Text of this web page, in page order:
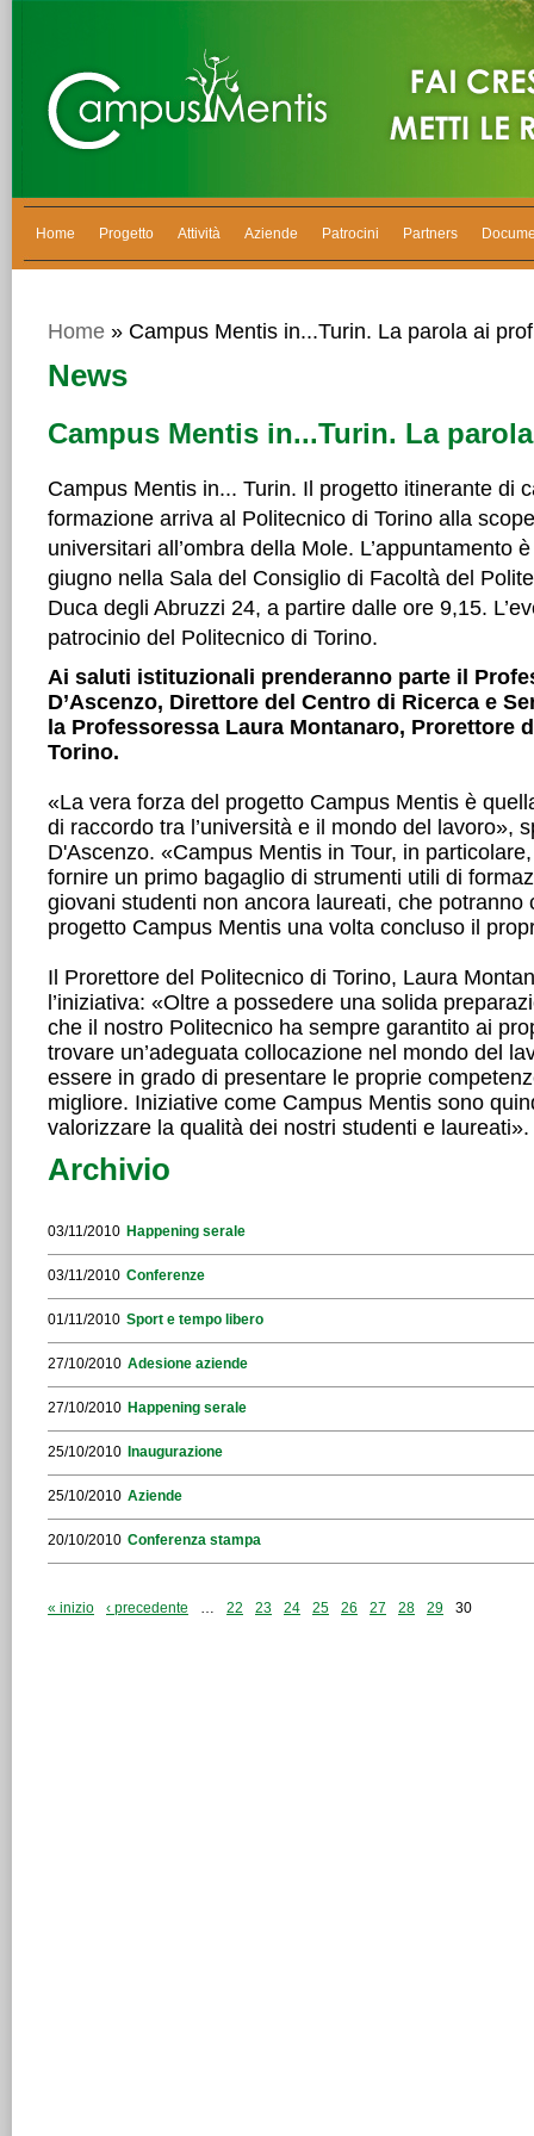
Home Progetto Attività Aziende Patrocini Partners
Home » Campus Mentis in...Turin. La parola ai prof
News
Campus Mentis in...Turin. La
Campus Mentis in... Turin. Il progetto itinerante di
formazione arriva al Politecnico di Torino alla
universitari all’ombra della Mole. L’appuntamento
giugno nella Sala del Consiglio di Facoltà del
Duca degli Abruzzi 24, a partire dalle ore 9,15.
patrocinio del Politecnico di Torino.
Ai saluti istituzionali prenderanno parte il
D’Ascenzo, Direttore del Centro di Ricerca e
la Professoressa Laura Montanaro, Prorettore
Torino.
«La vera forza del progetto Campus Mentis è
di raccordo tra l’università e il mondo del lavoro»,
D'Ascenzo. «Campus Mentis in Tour, in
fornire un primo bagaglio di strumenti utili di
giovani studenti non ancora laureati, che potranno
progetto Campus Mentis una volta concluso il
Il Prorettore del Politecnico di Torino, Laura
l’iniziativa: «Oltre a possedere una solida
che il nostro Politecnico ha sempre garantito ai
trovare un’adeguata collocazione nel mondo del
essere in grado di presentare le proprie
migliore. Iniziative come Campus Mentis sono
valorizzare la qualità dei nostri studenti e laureati».
Archivio
03/11/2010 Happening serale
03/11/2010 Conferenze
01/11/2010 Sport e tempo libero
27/10/2010 Adesione aziende
27/10/2010 Happening serale
25/10/2010 Inaugurazione
25/10/2010 Aziende
20/10/2010 Conferenza stampa
« inizio ‹ precedente … 22 23 24 25 26 27 28 29 30